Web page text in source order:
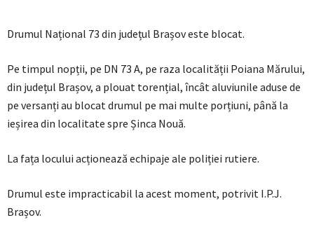
Drumul Național 73 din județul Brașov este blocat.
Pe timpul nopții, pe DN 73 A, pe raza localității Poiana Mărului,
din județul Brașov, a plouat torențial, încât aluviunile aduse de
pe versanți au blocat drumul pe mai multe porțiuni, până la
ieșirea din localitate spre Șinca Nouă.
La fața locului acționează echipaje ale poliției rutiere.
Drumul este impracticabil la acest moment, potrivit I.P.J.
Brașov.